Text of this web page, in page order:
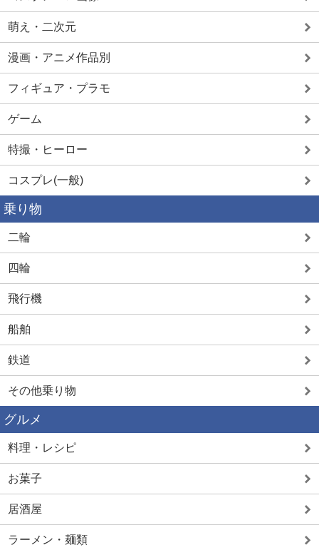
萌え・二次元
漫画・アニメ作品別
フィギュア・プラモ
ゲーム
特撮・ヒーロー
コスプレ(一般)
乗り物
二輪
四輪
飛行機
船舶
鉄道
その他乗り物
グルメ
料理・レシピ
お菓子
居酒屋
ラーメン・麺類